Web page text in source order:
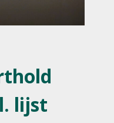
lijst